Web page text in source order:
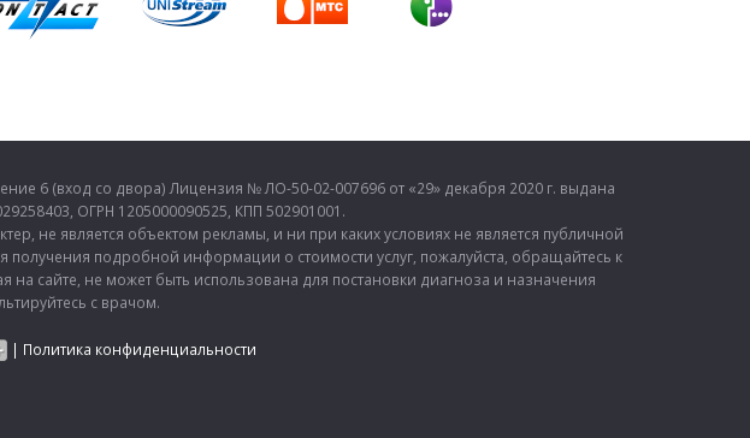
6 (вход со двора) Лицензия № ЛО-50-02-007696 от «29» декабря 2020 г. выдана
ОГРН 1205000090525, КПП 502901001.
не является объектом рекламы, и ни при каких условиях не является публичной
подробной информации о стоимости услуг, пожалуйста, обращайтесь к
сайте, не может быть использована для постановки диагноза и назначения
с врачом.
| Политика конфиденциальности